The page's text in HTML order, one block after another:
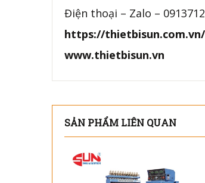
Điện thoại – Zalo –
https://
www.thietbisun.vn
SẢN PHẨM LIÊN QUAN